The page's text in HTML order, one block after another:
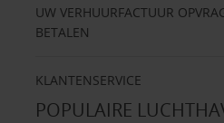
UW VERHUURFACTUUR
BETALEN
KLANTENSERVICE
POPULAIRE